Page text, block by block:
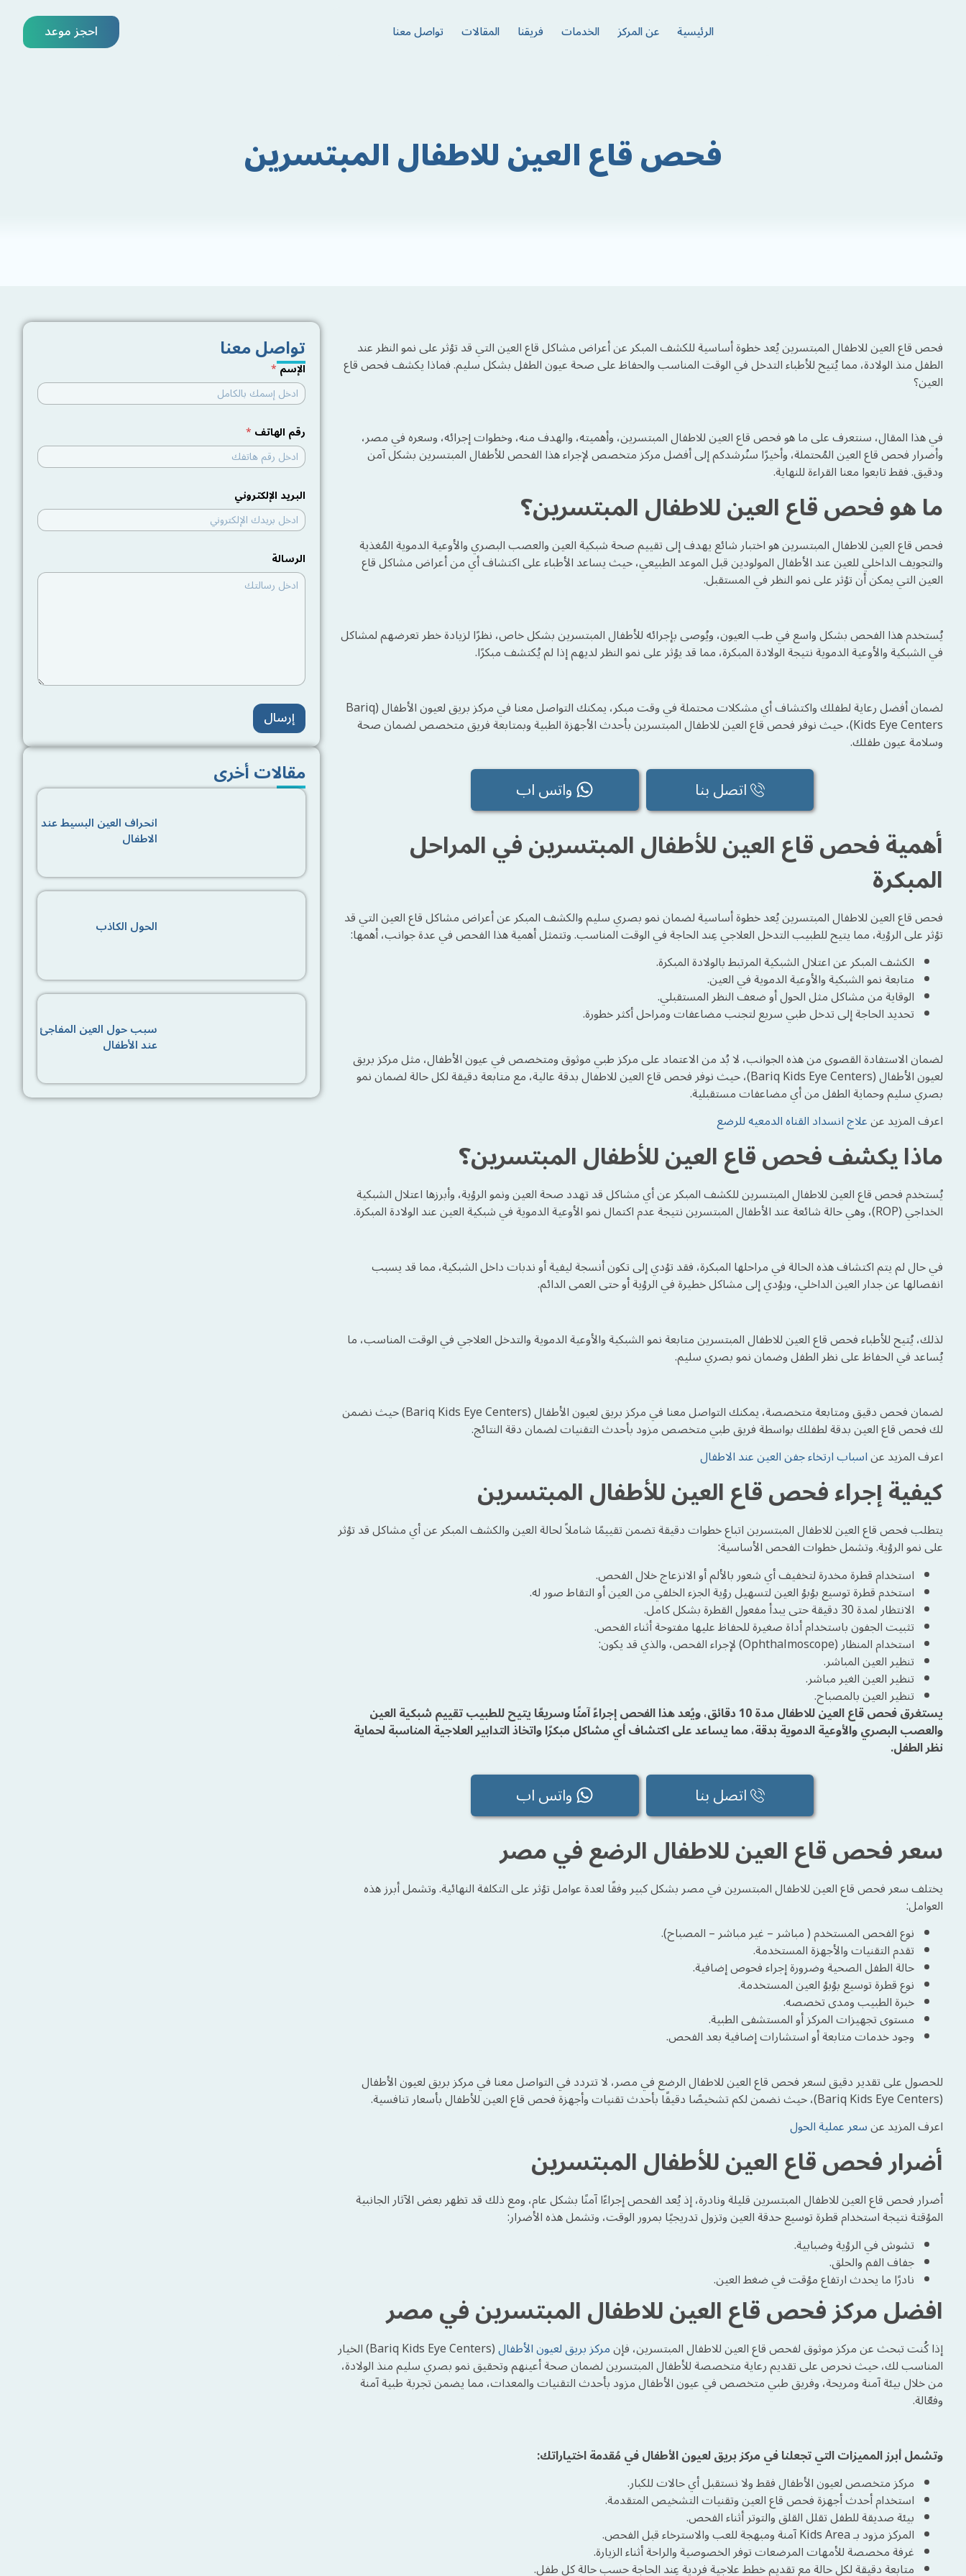
الرئيسية عن المركز الخدمات فريقنا المقالات تواصل معنا احجز موعد
فحص قاع العين للاطفال المبتسرين
تواصل معنا
الإسم*
رقم الهاتف *
ق
م
ا
ل
ا
ت
ف
و
ي
البريد الإلكتروني
الرسالة
إرسال
مقالات أخرى
انحراف العين البسيط عند
الاطفال
الحول الكاذب
سبب حول العين المفاجئ
عند الأطفال
فحص قاع العين للاطفال المبتسرين يُعد خطوة أساسية للكشف المبكر عن أعراض مشاكل قاع العين التي قد تؤثر على نمو النظر عند
الطفل منذ الولادة، مما يُتيح للأطباء التدخل في الوقت المناسب والحفاظ على صحة عيون الطفل بشكل سليم. فماذا يكشف فحص قاع
العين؟
في هذا المقال، سنتعرف على ما هو فحص قاع العين للاطفال المبتسرين، وأهميته، والهدف منه، وخطوات إجرائه، وسعره في مصر،
وأضرار فحص قاع العين المُحتملة، وأخيرًا سنُرشدكم إلى أفضل مركز متخصص لإجراء هذا الفحص للأطفال المبتسرين بشكل آمن
ودقيق. فقط تابعوا معنا القراءة للنهاية.
ما هو فحص قاع العين للاطفال المبتسرين؟
فحص قاع العين للاطفال المبتسرين هو اختبار شائع يهدف إلى تقييم صحة شبكية العين والعصب البصري والأوعية الدموية المُغذية
والتجويف الداخلي للعين عند الأطفال المولودين قبل الموعد الطبيعي، حيث يساعد الأطباء على اكتشاف أي من أعراض مشاكل قاع
العين التي يمكن أن تؤثر على نمو النظر في المستقبل.
يُستخدم هذا الفحص بشكل واسع في طب العيون، ويُوصى بإجرائه للأطفال المبتسرين بشكل خاص، نظرًا لزيادة خطر تعرضهم لمشاكل
في الشبكية والأوعية الدموية نتيجة الولادة المبكرة، مما قد يؤثر على نمو النظر لديهم إذا لم يُكتشف مبكرًا.
لضمان أفضل رعاية لطفلك واكتشاف أي مشكلات محتملة في وقت مبكر، يمكنك التواصل معنا في مركز بريق لعيون الأطفال (Bariq
Kids Eye Centers)، حيث نوفر فحص قاع العين للاطفال المبتسرين بأحدث الأجهزة الطبية وبمتابعة فريق متخصص لضمان صحة
وسلامة عيون طفلك.
اتصل بنا واتس اب
أهمية فحص قاع العين للأطفال المبتسرين في المراحل
المبكرة
فحص قاع العين للاطفال المبتسرين يُعد خطوة أساسية لضمان نمو بصري سليم والكشف المبكر عن أعراض مشاكل قاع العين التي قد
تؤثر على الرؤية، مما يتيح للطبيب التدخل العلاجي عِند الحاجة في الوقت المناسب. وتتمثل أهمية هذا الفحص في عدة جوانب، أهمها:
الكشف المبكر عن اعتلال الشبكية المرتبط بالولادة المبكرة.
متابعة نمو الشبكية والأوعية الدموية في العين.
الوقاية من مشاكل مثل الحول أو ضعف النظر المستقبلي.
تحديد الحاجة إلى تدخل طبي سريع لتجنب مضاعفات ومراحل أكثر خطورة.
لضمان الاستفادة القصوى من هذه الجوانب، لا بُد من الاعتماد على مركز طبي موثوق ومتخصص في عيون الأطفال، مثل مركز بريق
لعيون الأطفال (Bariq Kids Eye Centers)، حيث نوفر فحص قاع العين للاطفال بدقة عالية، مع متابعة دقيقة لكل حالة لضمان نمو
بصري سليم وحماية الطفل من أي مضاعفات مستقبلية.
اعرف المزيد عنعلاج انسداد القناه الدمعيه للرضع
ماذا يكشف فحص قاع العين للأطفال المبتسرين؟
يُستخدم فحص قاع العين للاطفال المبتسرين للكشف المبكر عن أي مشاكل قد تهدد صحة العين ونمو الرؤية، وأبرزها اعتلال الشبكية
الخداجي (ROP)، وهي حالة شائعة عند الأطفال المبتسرين نتيجة عدم اكتمال نمو الأوعية الدموية في شبكية العين عند الولادة المبكرة.
في حال لم يتم اكتشاف هذه الحالة في مراحلها المبكرة، فقد تؤدي إلى تكون أنسجة ليفية أو ندبات داخل الشبكية، مما قد يسبب
انفصالها عن جدار العين الداخلي، ويؤدي إلى مشاكل خطيرة في الرؤية أو حتى العمى الدائم.
لذلك، يُتيح للأطباء فحص قاع العين للاطفال المبتسرين متابعة نمو الشبكية والأوعية الدموية والتدخل العلاجي في الوقت المناسب، ما
يُساعد في الحفاظ على نظر الطفل وضمان نمو بصري سليم.
لضمان فحص دقيق ومتابعة متخصصة، يمكنك التواصل معنا في مركز بريق لعيون الأطفال (Bariq Kids Eye Centers) حيث نضمن
لك فحص قاع العين بدقة لطفلك بواسطة فريق طبي متخصص مزود بأحدث التقنيات لضمان دقة النتائج.
اعرف المزيد عناسباب ارتخاء جفن العين عند الاطفال
كيفية إجراء فحص قاع العين للأطفال المبتسرين
يتطلب فحص قاع العين للاطفال المبتسرين اتباع خطوات دقيقة تضمن تقييمًا شاملاً لحالة العين والكشف المبكر عن أي مشاكل قد تؤثر
على نمو الرؤية. وتشمل خطوات الفحص الأساسية:
استخدام قطرة مخدرة لتخفيف أي شعور بالألم أو الانزعاج خلال الفحص.
استخدم قطرة توسيع بؤبؤ العين لتسهيل رؤية الجزء الخلفي من العين أو التقاط صور له.
الانتظار لمدة 30 دقيقة حتى يبدأ مفعول القطرة بشكل كامل.
تثبيت الجفون باستخدام أداة صغيرة للحفاظ عليها مفتوحة أثناء الفحص.
استخدام المنظار (Ophthalmoscope) لإجراء الفحص، والذي قد يكون:
تنظير العين المباشر.
تنظير العين الغير مباشر.
تنظير العين بالمصباح.
يستغرق فحص قاع العين للاطفال مدة 10 دقائق، ويُعد هذا الفحص إجراءً آمنًا وسريعًا يتيح للطبيب تقييم شبكية العين
والعصب البصري والأوعية الدموية بدقة، مما يساعد على اكتشاف أي مشاكل مبكرًا واتخاذ التدابير العلاجية المناسبة لحماية
نظر الطفل.
اتصل بنا واتس اب
سعر فحص قاع العين للاطفال الرضع في مصر
يختلف سعر فحص قاع العين للاطفال المبتسرين في مصر بشكل كبير وفقًا لعدة عوامل تؤثر على التكلفة النهائية. وتشمل أبرز هذه
العوامل:
نوع الفحص المستخدم ( مباشر – غير مباشر – المصباح).
تقدم التقنيات والأجهزة المستخدمة.
حالة الطفل الصحية وضرورة إجراء فحوص إضافية.
نوع قطرة توسيع بؤبؤ العين المستخدمة.
خبرة الطبيب ومدى تخصصه.
مستوى تجهيزات المركز أو المستشفى الطبية.
وجود خدمات متابعة أو استشارات إضافية بعد الفحص.
للحصول على تقدير دقيق لسعر فحص قاع العين للاطفال الرضع في مصر، لا تتردد في التواصل معنا في مركز بريق لعيون الأطفال
(Bariq Kids Eye Centers)، حيث نضمن لكم تشخيصًا دقيقًا بأحدث تقنيات وأجهزة فحص قاع العين للأطفال بأسعار تنافسية.
اعرف المزيد عنسعر عملية الحول
أضرار فحص قاع العين للأطفال المبتسرين
أضرار فحص قاع العين للاطفال المبتسرين قليلة ونادرة، إذ يُعد الفحص إجراءًا آمنًا بشكل عام، ومع ذلك قد تظهر بعض الآثار الجانبية
المؤقتة نتيجة استخدام قطرة توسيع حدقة العين وتزول تدريجيًا بمرور الوقت، وتشمل هذه الأضرار:
تشوش في الرؤية وضبابية.
جفاف الفم والحلق.
نادرًا ما يحدث ارتفاع مؤقت في ضغط العين.
افضل مركز فحص قاع العين للاطفال المبتسرين في مصر
إذا كُنت تبحث عن مركز موثوق لفحص قاع العين للاطفال المبتسرين، فإنمركز بريق لعيون الأطفال (Bariq Kids Eye Centers) الخيار
المناسب لك، حيث نحرص على تقديم رعاية متخصصة للأطفال المبتسرين لضمان صحة أعينهم وتحقيق نمو بصري سليم منذ الولادة،
من خلال بيئة آمنة ومريحة، وفريق طبي متخصص في عيون الأطفال مزود بأحدث التقنيات والمعدات، مما يضمن تجربة طبية آمنة
وفعّالة.
وتشمل أبرز المميزات التي تجعلنا في مركز بريق لعيون الأطفال في مُقدمة اختياراتك:
مركز متخصص لعيون الأطفال فقط ولا نستقبل أي حالات للكبار.
استخدام أحدث أجهزة فحص قاع العين وتقنيات التشخيص المتقدمة.
بيئة صديقة للطفل تقلل القلق والتوتر أثناء الفحص.
المركز مزود بـ Kids Area آمنة ومبهجة للعب والاسترخاء قبل الفحص.
غرفة مخصصة للأمهات المرضعات توفر الخصوصية والراحة أثناء الزيارة.
متابعة دقيقة لكل حالة مع تقديم خطط علاجية فردية عِند الحاجة حسب حالة كل طفل.